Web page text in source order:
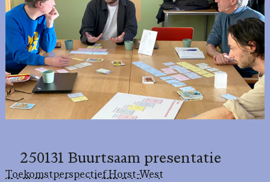
250131 Buurtsaam presentatie
Toekomstperspectief Horst-West